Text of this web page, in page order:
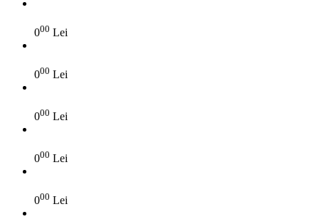
000 Lei
000 Lei
000 Lei
000 Lei
000 Lei